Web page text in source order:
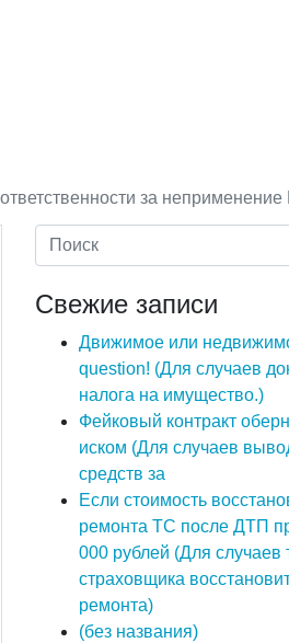
за неприменение
Свежие записи
Движимое или
question! (Для случаев
налога на имущество.)
Фейковый контракт
иском (Для случаев
средств за
Если стоимость
ремонта ТС после ДТП
000 рублей (Для случаев
страховщика
ремонта)
(без названия)